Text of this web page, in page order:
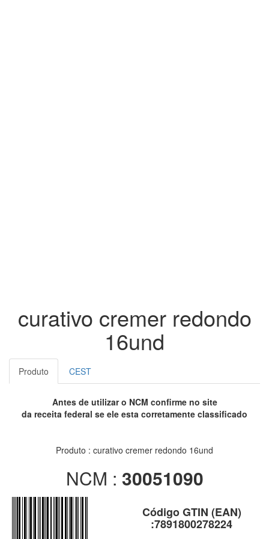
curativo cremer redondo
16und
Produto CEST
Antes de utilizar o NCM confirme no site
da receita federal se ele esta corretamente classificado
Produto : curativo cremer redondo 16und
NCM : 30051090
Código GTIN (EAN)
:7891800278224